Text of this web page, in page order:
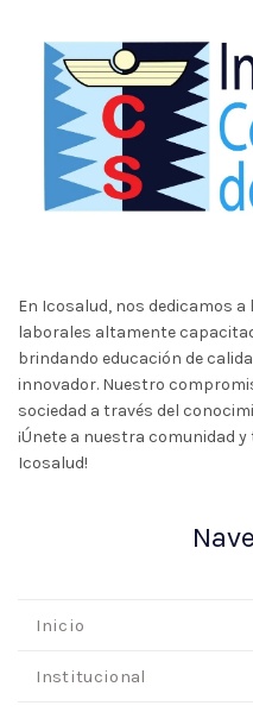
En Icosalud, nos dedicamos
laborales altamente
brindando educación de
innovador. Nuestro
sociedad a través del
¡Únete a nuestra comunidad
Icosalud!
Inicio
Institucional